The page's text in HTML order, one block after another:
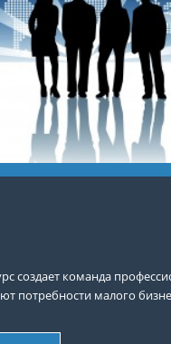
создает команда
потребности малого